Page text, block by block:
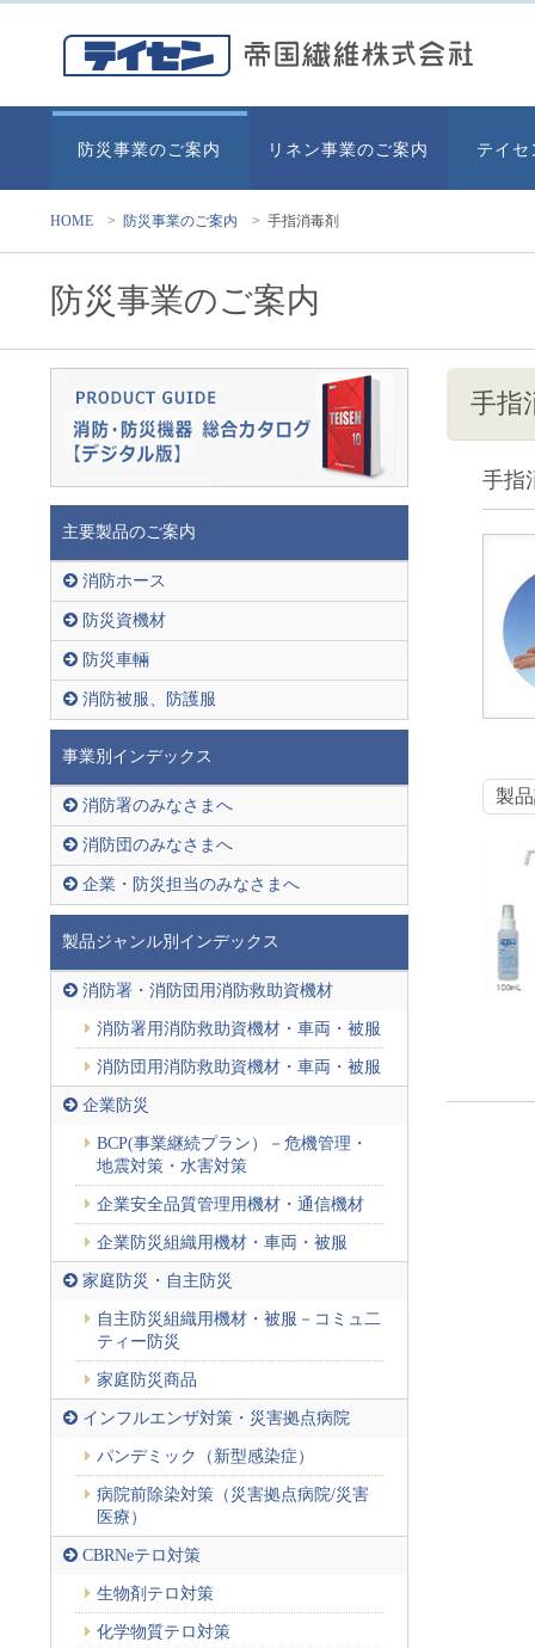
防災事業のご案内 リネン事業のご案内 テイセ
HOME > 防災事業のご案内 > 手指消毒剤
防災事業のご案内
主要製品のご案内
消防ホース
防災資機材
防災車輛
消防被服、防護服
事業別インデックス
消防署のみなさまへ
消防団のみなさまへ
企業・防災担当のみなさまへ
製品ジャンル別インデックス
消防署・消防団用消防救助資機材
消防署用消防救助資機材・車両・被服
消防団用消防救助資機材・車両・被服
企業防災
BCP(事業継続プラン）－危機管理・
地震対策・水害対策
企業安全品質管理用機材・通信機材
企業防災組織用機材・車両・被服
家庭防災・自主防災
自主防災組織用機材・被服－コミュ二
ティー防災
家庭防災商品
インフルエンザ対策・災害拠点病院
パンデミック（新型感染症）
病院前除染対策（災害拠点病院/災害
医療）
CBRNeテロ対策
生物剤テロ対策
化学物質テロ対策
手指
手指
製